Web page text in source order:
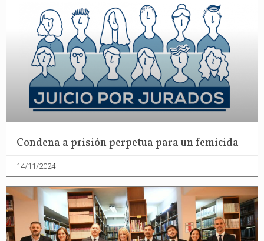
Condena a prisión perpetua para un femicida
14/11/2024